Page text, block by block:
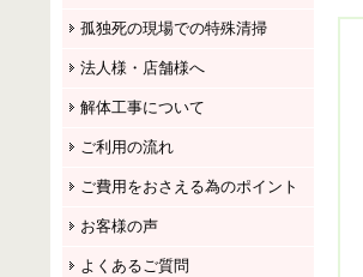
孤独死の現場での特殊清掃
法人様・店舗様へ
解体工事について
ご利用の流れ
ご費用をおさえる為のポイント
お客様の声
よくあるご質問